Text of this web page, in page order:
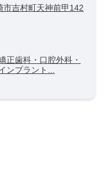
吉村町天神前甲142
正歯科・口腔外科・
ンプラント...